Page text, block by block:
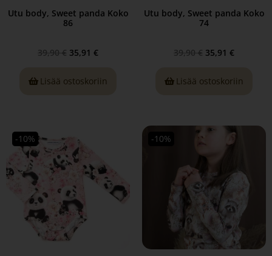
Utu body, Sweet panda Koko
86
39,90 € 35,91 €
Lisää ostoskoriin
Utu body, Sweet panda Koko
74
39,90 € 35,91 €
Lisää ostoskoriin
-10% -10%